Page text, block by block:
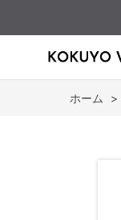
ホーム >